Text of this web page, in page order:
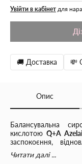
Увійти в кабінет для
🚚 Доставка 💸
Опис
Балансувальна
кислотою Q+A
заспокоєння,
звуження пор, має
антибактеріальну
Читати далі ...